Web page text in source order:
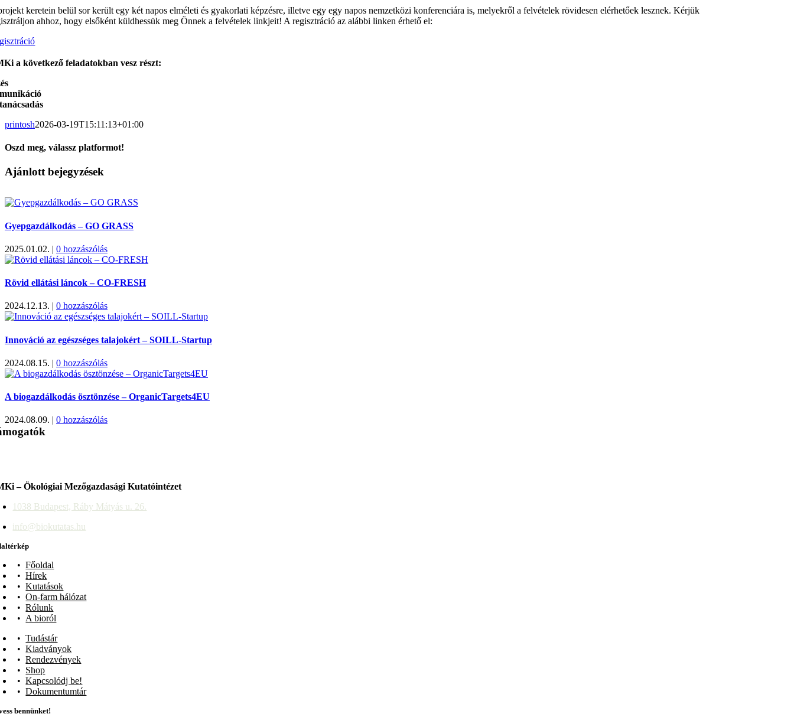
keretein belül sor került egy két napos elméleti és gyakorlati képzésre, illetve egy egy napos nemzetközi konferenciára is, melyekről a felvételek rövidesen elérhetőek lesznek. Kérjük
ahhoz, hogy elsőként küldhessük meg Önnek a felvételek linkjeit! A regisztráció az alábbi linken érhető el:
a következő feladatokban vesz részt:
printosh2026-03-19T15:11:13+01:00
Oszd meg, válassz platformot!
Facebook
X
Reddit
LinkedIn
WhatsApp
Telegram
Tumblr
Pinterest
Vk
Xing
Email:
Ajánlott bejegyzések
Gyepgazdálkodás – GO GRASS
2025.01.02. | 0 hozzászólás
Rövid ellátási láncok – CO-FRESH
2024.12.13. | 0 hozzászólás
Innováció az egészséges talajokért – SOILL-Startup
2024.08.15. | 0 hozzászólás
A biogazdálkodás ösztönzése – OrganicTargets4EU
2024.08.09. 0 hozzászólás
– Ökológiai Mezőgazdasági Kutatóintézet
1038 Budapest, Ráby Mátyás u. 26.
info@biokutatas.hu
Főoldal
Hírek
Kutatások
On-farm hálózat
Rólunk
A bioról
Tudástár
Kiadványok
Rendezvények
Shop
Kapcsolódj be!
Dokumentumtár
bennünket!